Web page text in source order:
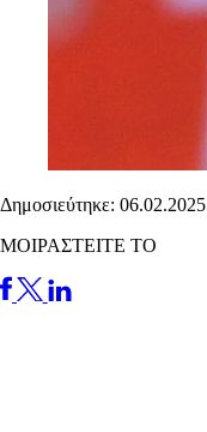
Δημοσιεύτηκε: 06.02.2025
ΜΟΙΡΑΣΤΕΙΤΕ ΤΟ